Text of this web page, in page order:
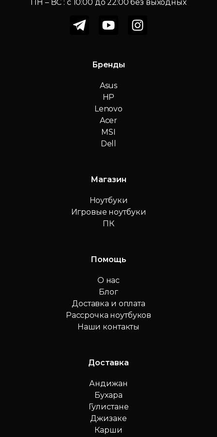
ПН – ВС : c 10:00 до 22:00 без выходных
Бренды
Asus
HP
Lenovo
Acer
MSI
Dell
Магазин
Ноутбуки
Игровые ноутбуки
ПК
Помощь
О нас
Блог
Доставка и оплата
Рассрочка ноутбуков
Наши контакты
Доставка
Андижан
Бухара
Гулистане
Джизаке
Карши